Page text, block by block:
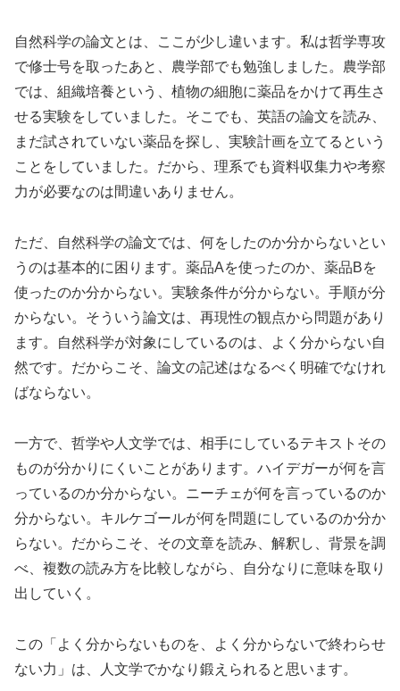
自然科学の論文とは、ここが少し違います。私は哲学専攻
で修士号を取ったあと、農学部でも勉強しました。農学部
では、組織培養という、植物の細胞に薬品をかけて再生さ
せる実験をしていました。そこでも、英語の論文を読み、
まだ試されていない薬品を探し、実験計画を立てるという
ことをしていました。だから、理系でも資料収集力や考察
力が必要なのは間違いありません。
ただ、自然科学の論文では、何をしたのか分からないとい
うのは基本的に困ります。薬品Aを使ったのか、薬品Bを
使ったのか分からない。実験条件が分からない。手順が分
からない。そういう論文は、再現性の観点から問題があり
ます。自然科学が対象にしているのは、よく分からない自
然です。だからこそ、論文の記述はなるべく明確でなけれ
ばならない。
一方で、哲学や人文学では、相手にしているテキストその
ものが分かりにくいことがあります。ハイデガーが何を言
っているのか分からない。ニーチェが何を言っているのか
分からない。キルケゴールが何を問題にしているのか分か
らない。だからこそ、その文章を読み、解釈し、背景を調
べ、複数の読み方を比較しながら、自分なりに意味を取り
出していく。
この「よく分からないものを、よく分からないで終わらせ
ない力」は、人文学でかなり鍛えられると思います。